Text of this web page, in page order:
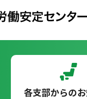
各支部からの